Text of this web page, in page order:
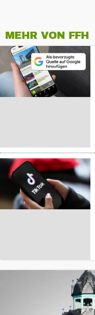
MEHR VON FFH